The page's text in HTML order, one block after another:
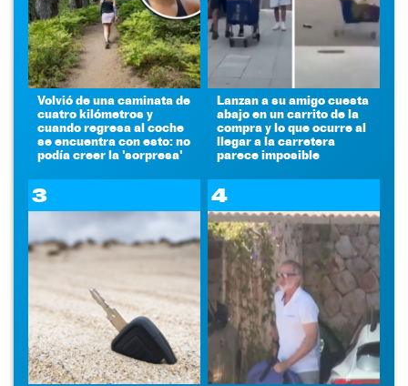
Volvió de una caminata de
cuatro kilómetros y
cuando regresa al coche
se encuentra con esto: no
podía creer la 'sorpresa'
Lanzan a su amigo cuesta
abajo en un carrito de la
compra y lo que ocurre al
llegar a la carretera
parece imposible
3 4